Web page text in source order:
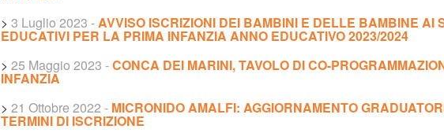
> 3 Luglio 2023 -AVVISO ISCRIZIONI DEI BAMBINI E DELLE BAMBINE AI
EDUCATIVI PER LA PRIMA INFANZIA ANNO EDUCATIVO 2023/2024
> 25 Maggio 2023 -CONCA DEI MARINI, TAVOLO DI CO-
INFANZIA
> 21 Ottobre 2022 - MICRONIDO AMALFI: AGGIORNAMENTO
TERMINI DI ISCRIZIONE